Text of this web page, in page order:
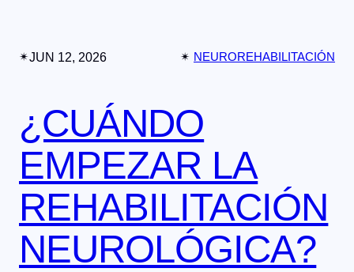
✴︎JUN 12, 2026 ✴︎ NEUROREHABILITACIÓN
¿CUÁNDO
EMPEZAR LA
REHABILITACIÓN
NEUROLÓGICA?